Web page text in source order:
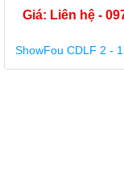
Giá: Liên hệ - 0975
CDLF 2 - 15 -